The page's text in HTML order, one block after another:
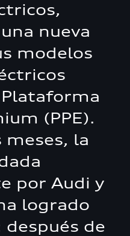
nueva
modelos
(PPE).
la
por Audi y
logrado
de